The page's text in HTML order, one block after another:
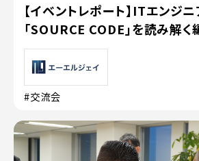
【イベントレポート】ITエンジ
「SOURCE CODE」を読み解く
#交流会